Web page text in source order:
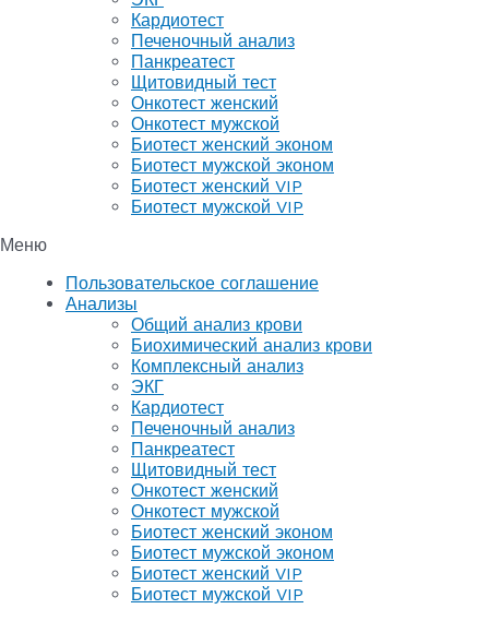
Кардиотест
Печеночный анализ
Панкреатест
Щитовидный тест
Онкотест женский
Онкотест мужской
Биотест женский эконом
Биотест мужской эконом
Биотест женский VIP
Биотест мужской VIP
Меню
Пользовательское соглашение
Анализы
Общий анализ крови
Биохимический анализ крови
Комплексный анализ
ЭКГ
Кардиотест
Печеночный анализ
Панкреатест
Щитовидный тест
Онкотест женский
Онкотест мужской
Биотест женский эконом
Биотест мужской эконом
Биотест женский VIP
Биотест мужской VIP